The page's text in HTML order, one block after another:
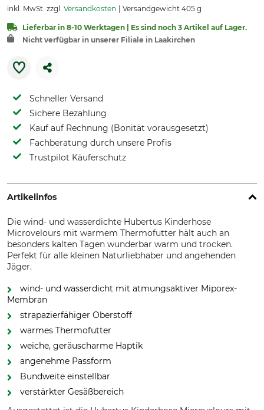
inkl. MwSt. zzgl. Versandkosten Versandgewicht 405 g
Lieferbar in 8-10 Werktagen | Es sind noch 3 Artikel auf Lager.
Nicht verfügbar in unserer Filiale in Laakirchen
Schneller Versand
Sichere Bezahlung
Kauf auf Rechnung (Bonität vorausgesetzt)
Fachberatung durch unsere Profis
Trustpilot Käuferschutz
Artikelinfos
Die wind- und wasserdichte Hubertus Kinderhose
Microvelours mit warmem Thermofutter hält auch an
besonders kalten Tagen wunderbar warm und trocken.
Perfekt für alle kleinen Naturliebhaber und angehenden
Jäger.
wind- und wasserdicht mit atmungsaktiver Miporex-
Membran
strapazierfähiger Oberstoff
warmes Thermofutter
weiche, geräuscharme Haptik
angenehme Passform
Bundweite einstellbar
verstärkter Gesäßbereich